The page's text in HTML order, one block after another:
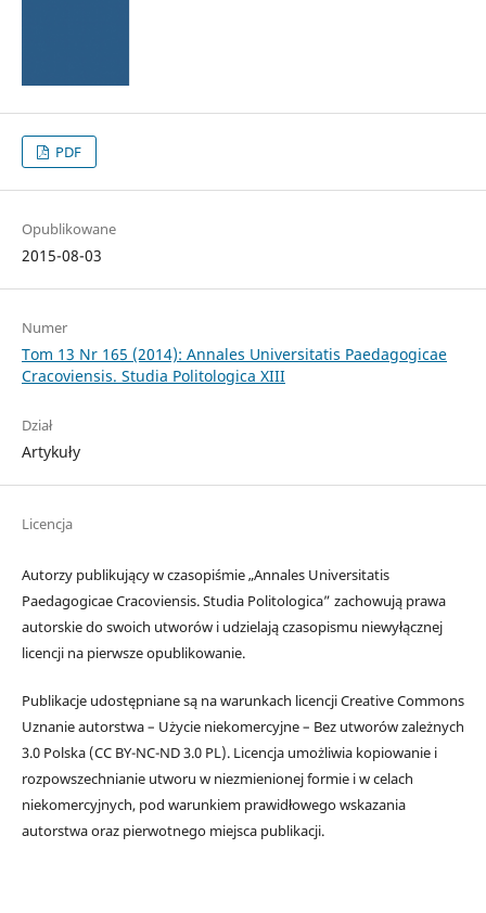
PDF
Opublikowane
2015-08-03
Numer
Tom 13 Nr 165 (2014): Annales Universitatis Paedagogicae
Cracoviensis. Studia Politologica XIII
Dział
Artykuły
Licencja
Autorzy publikujący w czasopiśmie „Annales Universitatis
Paedagogicae Cracoviensis. Studia Politologica” zachowują prawa
autorskie do swoich utworów i udzielają czasopismu niewyłącznej
licencji na pierwsze opublikowanie.
Publikacje udostępniane są na warunkach licencji Creative Commons
Uznanie autorstwa – Użycie niekomercyjne – Bez utworów zależnych
3.0 Polska (CC BY-NC-ND 3.0 PL). Licencja umożliwia kopiowanie i
rozpowszechnianie utworu w niezmienionej formie i w celach
niekomercyjnych, pod warunkiem prawidłowego wskazania
autorstwa oraz pierwotnego miejsca publikacji.